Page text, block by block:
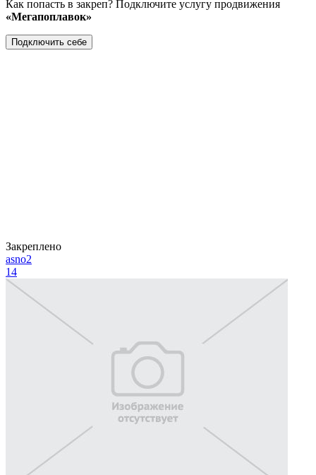
Как попасть в закреп? Подключите услугу продвижения
«Мегапоплавок»
Подключить себе
Закреплено
asno2
14